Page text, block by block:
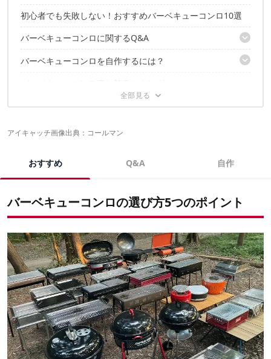
1.卓上から大型まで！ 人数に合わせて種類を選ぼう
2.火がつけやすいか、調節しやすいかも重要！
3.あと片付けのしやすさがバーベキューの快適さのカギ
4.組み立て方法も要チェック
5.基本は炭だが、手軽に済ませたいならガスや電気タイプも
初心者でも失敗しない！おすすめバーベキューコンロ10選
バーベキューコンロに関するQ&A
BBQコンロと焚き火台を兼用したい
庭などに野ざらしで放置してはダメ？
バーベキューコンロを自作するには？
100均の材料で簡易バーベキューコンロ
バーベキューコンロに関するこちらの記事もおすすめ
アイキャッチ画像出典： コールマン
おすすめ Q&A 自作
バーベキューコンロの選び方5つのポイント